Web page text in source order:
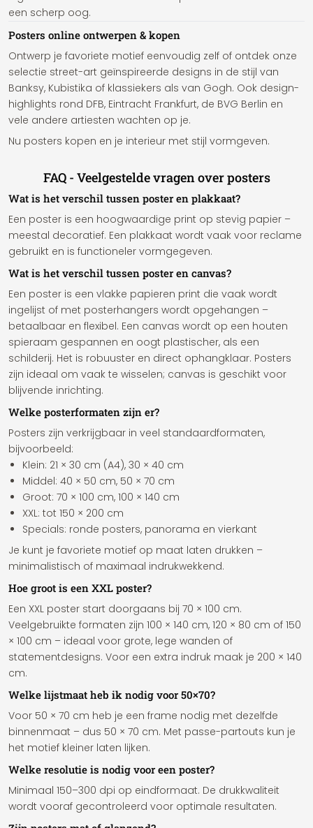
een scherp oog.
Posters online ontwerpen & kopen
Ontwerp je favoriete motief eenvoudig zelf of ontdek onze
selectie street-art geïnspireerde designs in de stijl van
Banksy, Kubistika of klassiekers als van Gogh. Ook design-
highlights rond DFB, Eintracht Frankfurt, de BVG Berlin en
vele andere artiesten wachten op je.
Nu posters kopen en je interieur met stijl vormgeven.
FAQ - Veelgestelde vragen over posters
Wat is het verschil tussen poster en plakkaat?
Een poster is een hoogwaardige print op stevig papier –
meestal decoratief. Een plakkaat wordt vaak voor reclame
gebruikt en is functioneler vormgegeven.
Wat is het verschil tussen poster en canvas?
Een poster is een vlakke papieren print die vaak wordt
ingelijst of met posterhangers wordt opgehangen –
betaalbaar en flexibel. Een canvas wordt op een houten
spieraam gespannen en oogt plastischer, als een
schilderij. Het is robuuster en direct ophangklaar. Posters
zijn ideaal om vaak te wisselen; canvas is geschikt voor
blijvende inrichting.
Welke posterformaten zijn er?
Posters zijn verkrijgbaar in veel standaardformaten,
bijvoorbeeld:
Klein: 21 × 30 cm (A4), 30 × 40 cm
Middel: 40 × 50 cm, 50 × 70 cm
Groot: 70 × 100 cm, 100 × 140 cm
XXL: tot 150 × 200 cm
Specials: ronde posters, panorama en vierkant
Je kunt je favoriete motief op maat laten drukken –
minimalistisch of maximaal indrukwekkend.
Hoe groot is een XXL poster?
Een XXL poster start doorgaans bij 70 × 100 cm.
Veelgebruikte formaten zijn 100 × 140 cm, 120 × 80 cm of 150
× 100 cm – ideaal voor grote, lege wanden of
statementdesigns. Voor een extra indruk maak je 200 × 140
cm.
Welke lijstmaat heb ik nodig voor 50×70?
Voor 50 × 70 cm heb je een frame nodig met dezelfde
binnenmaat – dus 50 × 70 cm. Met passe-partouts kun je
het motief kleiner laten lijken.
Welke resolutie is nodig voor een poster?
Minimaal 150–300 dpi op eindformaat. De drukkwaliteit
wordt vooraf gecontroleerd voor optimale resultaten.